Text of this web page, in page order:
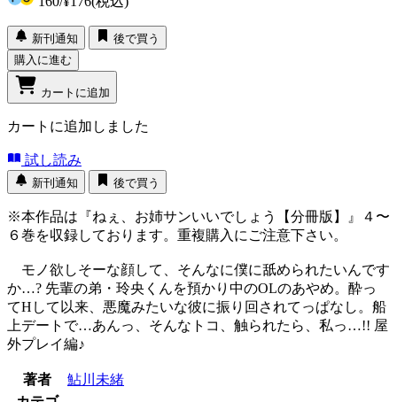
新刊通知
後で買う
購入に進む
カートに追加
カートに追加しました
試し読み
新刊通知 後で買う
※本作品は『ねぇ、お姉サンいいでしょう【分冊版】』４〜
６巻を収録しております。重複購入にご注意下さい。
モノ欲しそーな顔して、そんなに僕に舐められたいんです
か…? 先輩の弟・玲央くんを預かり中のOLのあやめ。酔っ
てHして以来、悪魔みたいな彼に振り回されてっぱなし。船
上デートで…あんっ、そんなトコ、触られたら、私っ…!! 屋
外プレイ編♪
著者
鮎川未緒